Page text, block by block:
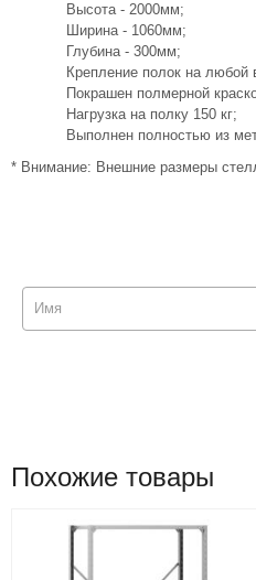
Высота - 2000мм;
Ширина - 1060мм;
Глубина - 300мм;
Крепление полок на любой
Покрашен полмерной
Нагрузка на полку 150 кг;
Выполнен полностью из
* Внимание: Внешние размеры
Похожие товары